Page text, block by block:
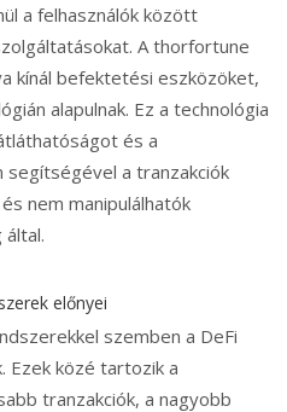
a felhasználók között
A thorfortune
kínál befektetési eszközöket,
alapulnak. Ez a technológia
és a
segítségével a tranzakciók
nem manipulálhatók
előnyei
szemben a DeFi
Ezek közé tartozik a
tranzakciók, a nagyobb